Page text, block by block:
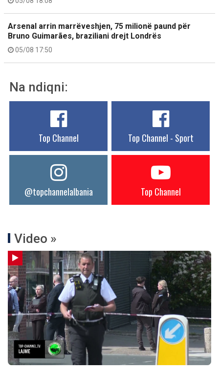
Arsenal arrin marrëveshjen, 75 milionë paund për
Bruno Guimarães, braziliani drejt Londrës
05/08 17:50
Na ndiqni:
Top Channel Top Channel - Sport
@topchannelalbania Top Channel
Video »